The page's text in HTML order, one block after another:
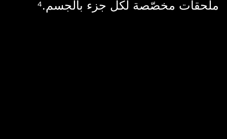
ملحقات مخصّصة لكل جزء بالجسم.⁴